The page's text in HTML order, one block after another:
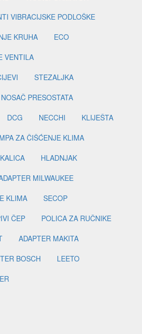
VIBRACIJSKE PODLOŠKE
KRUHA
ECO
VENTILA
STEZALJKA
NOSAČ PRESOSTATA
DCG NECCHI
KLIJEŠTA
ZA ČIŠĆENJE KLIMA
HLADNJAK
MILWAUKEE
KLIMA
SECOP
ČEP
POLICA ZA RUČNIKE
ADAPTER MAKITA
BOSCH
LEETO